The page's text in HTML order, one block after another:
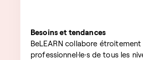
Besoins et tendances
BeLEARN collabore étroitement
professionnel·le·s de tous les